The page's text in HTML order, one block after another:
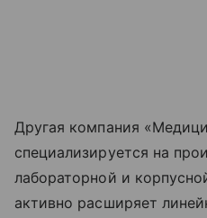
Другая компания
специализируется на
лабораторной и
активно расширяет